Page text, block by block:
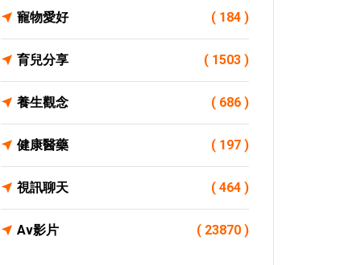
寵物愛好 ( 184 )
育兒分享 ( 1503 )
養生觀念 ( 686 )
健康醫藥 ( 197 )
視訊聊天 ( 464 )
Av影片 ( 23870 )